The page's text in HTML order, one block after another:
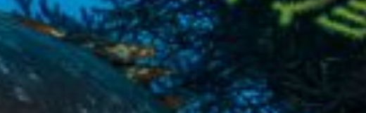
afin
leur installation.
le souhaite,
l'esprit qu'une